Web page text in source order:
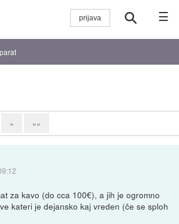
☰
» »»
za kavo (do cca 100€), a jih je ogromno
kateri je dejansko kaj vreden (če se sploh